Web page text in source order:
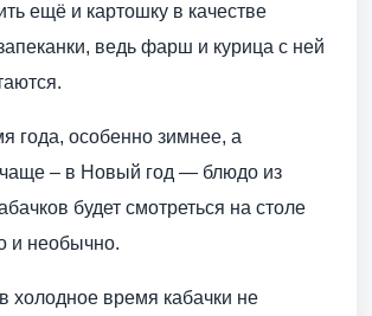
ещё и картошку в качестве
ведь фарш и курица с ней
года, особенно зимнее, а
чаще – в Новый год — блюдо из
будет смотреться на столе
и необычно.
холодное время кабачки не